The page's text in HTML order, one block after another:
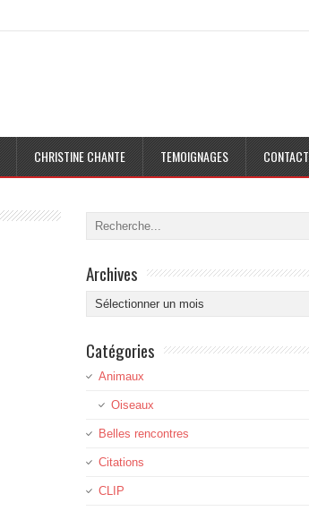
CHRISTINE CHANTE TEMOIGNAGES CONTACT
Archives
Archives
Catégories
Animaux
Oiseaux
Belles rencontres
Citations
CLIP